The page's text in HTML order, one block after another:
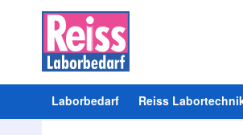
Laborbedarf Reiss